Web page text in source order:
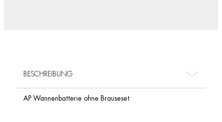
BESCHREIBUNG
AP Wannenbatterie ohne Brauseset